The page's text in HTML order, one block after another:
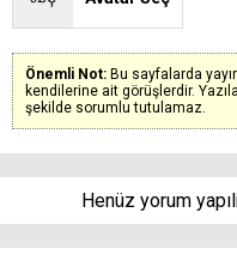
Önemli Not: Bu sayfalarda
kendilerine ait görüşlerdir.
şekilde sorumlu tutulamaz.
Henüz yorum